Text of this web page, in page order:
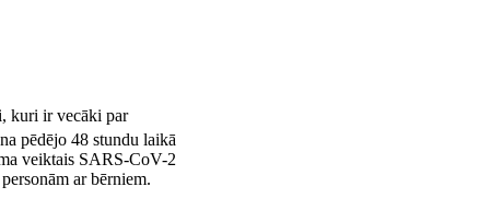
kuri ir vecāki par
pēdējo 48 stundu laikā
veiktais SARS-CoV-2
ar bērniem.